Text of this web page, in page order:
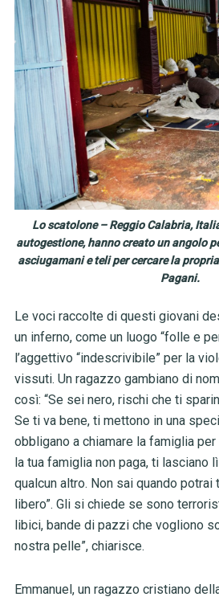
Lo scatolone – Reggio Calabria,
autogestione, hanno creato un angolo
asciugamani e teli per cercare la
Pagani.
Le voci raccolte di questi giovani
un inferno, come un luogo “folle e
l’aggettivo “indescrivibile” per la
vissuti. Un ragazzo gambiano di
così: “Se sei nero, rischi che ti
Se ti va bene, ti mettono in una
obbligano a chiamare la famiglia
la tua famiglia non paga, ti lasciano
qualcun altro. Non sai quando
libero”. Gli si chiede se sono
libici, bande di pazzi che vogliono
nostra pelle”, chiarisce.
Emmanuel, un ragazzo cristiano